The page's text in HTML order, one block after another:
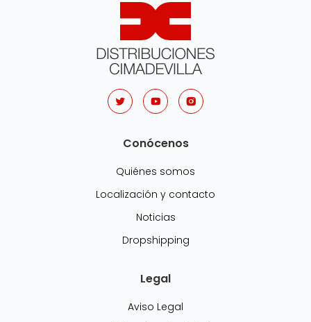
Conócenos
Quiénes somos
Localización y contacto
Noticias
Dropshipping
Legal
Aviso Legal